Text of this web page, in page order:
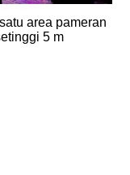
area pameran
5 m